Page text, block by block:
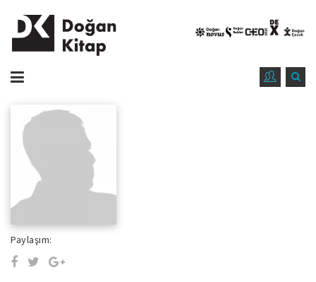
Paylaşım: